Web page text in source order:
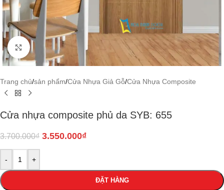
Click to enlarge
Trang chủ/sản phẩm/Cửa Nhựa Giả Gỗ/Cửa Nhựa Composite
Cửa nhựa composite phủ da SYB: 655
3.700.000₫ 3.550.000₫
- +
ĐẶT HÀNG